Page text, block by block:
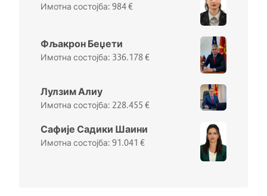
984€
Фљакрон Беџети
336.178€
Лулзим Алиу
228.455 €
Сафије Садики Шаини
91.041 €